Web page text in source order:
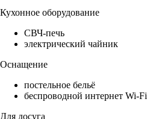
Кухонное оборудование
СВЧ-печь
электрический чайник
Оснащение
постельное бельё
беспроводной интернет Wi-Fi
Для досуга